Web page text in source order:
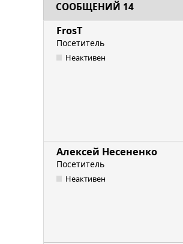
СООБЩЕНИЙ 14
FrosT
Посетитель
Неактивен
Алексей Несененко
Посетитель
Неактивен